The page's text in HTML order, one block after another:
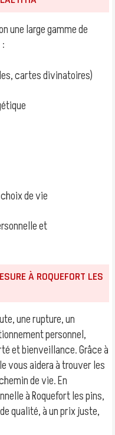
une large gamme de
cartes divinatoires)
de vie
et
À ROQUEFORT LES
une rupture, un
personnel,
et bienveillance. Grâce à
vous aidera à trouver les
de vie. En
à Roquefort les pins,
qualité, à un prix juste,